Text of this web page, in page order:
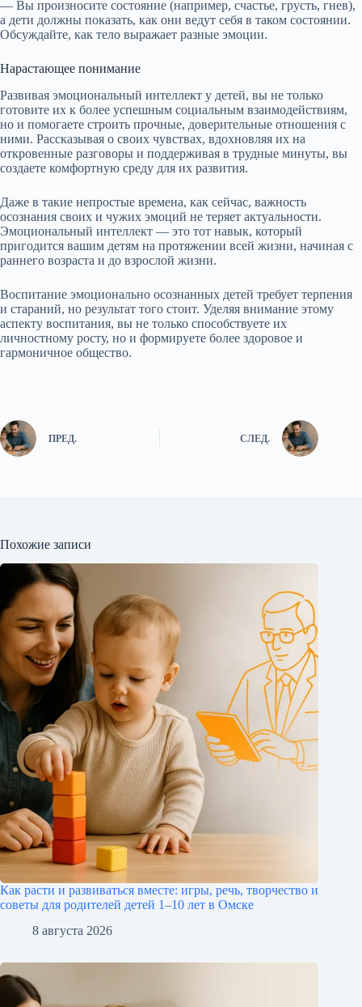
— Вы произносите состояние (например, счастье, грусть, гнев),
а дети должны показать, как они ведут себя в таком состоянии.
Обсуждайте, как тело выражает разные эмоции.
Нарастающее понимание
Развивая эмоциональный интеллект у детей, вы не только
готовите их к более успешным социальным взаимодействиям,
но и помогаете строить прочные, доверительные отношения с
ними. Рассказывая о своих чувствах, вдохновляя их на
откровенные разговоры и поддерживая в трудные минуты, вы
создаете комфортную среду для их развития.
Даже в такие непростые времена, как сейчас, важность
осознания своих и чужих эмоций не теряет актуальности.
Эмоциональный интеллект — это тот навык, который
пригодится вашим детям на протяжении всей жизни, начиная с
раннего возраста и до взрослой жизни.
Воспитание эмоционально осознанных детей требует терпения
и стараний, но результат того стоит. Уделяя внимание этому
аспекту воспитания, вы не только способствуете их
личностному росту, но и формируете более здоровое и
гармоничное общество.
ПРЕД. СЛЕД.
Похожие записи
Как расти и развиваться вместе: игры, речь, творчество и
советы для родителей детей 1–10 лет в Омске
8 августа 2026